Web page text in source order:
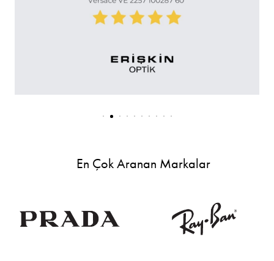
En Çok Aranan Markalar